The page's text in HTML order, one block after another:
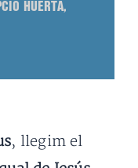
HUERTA,
, llegim el